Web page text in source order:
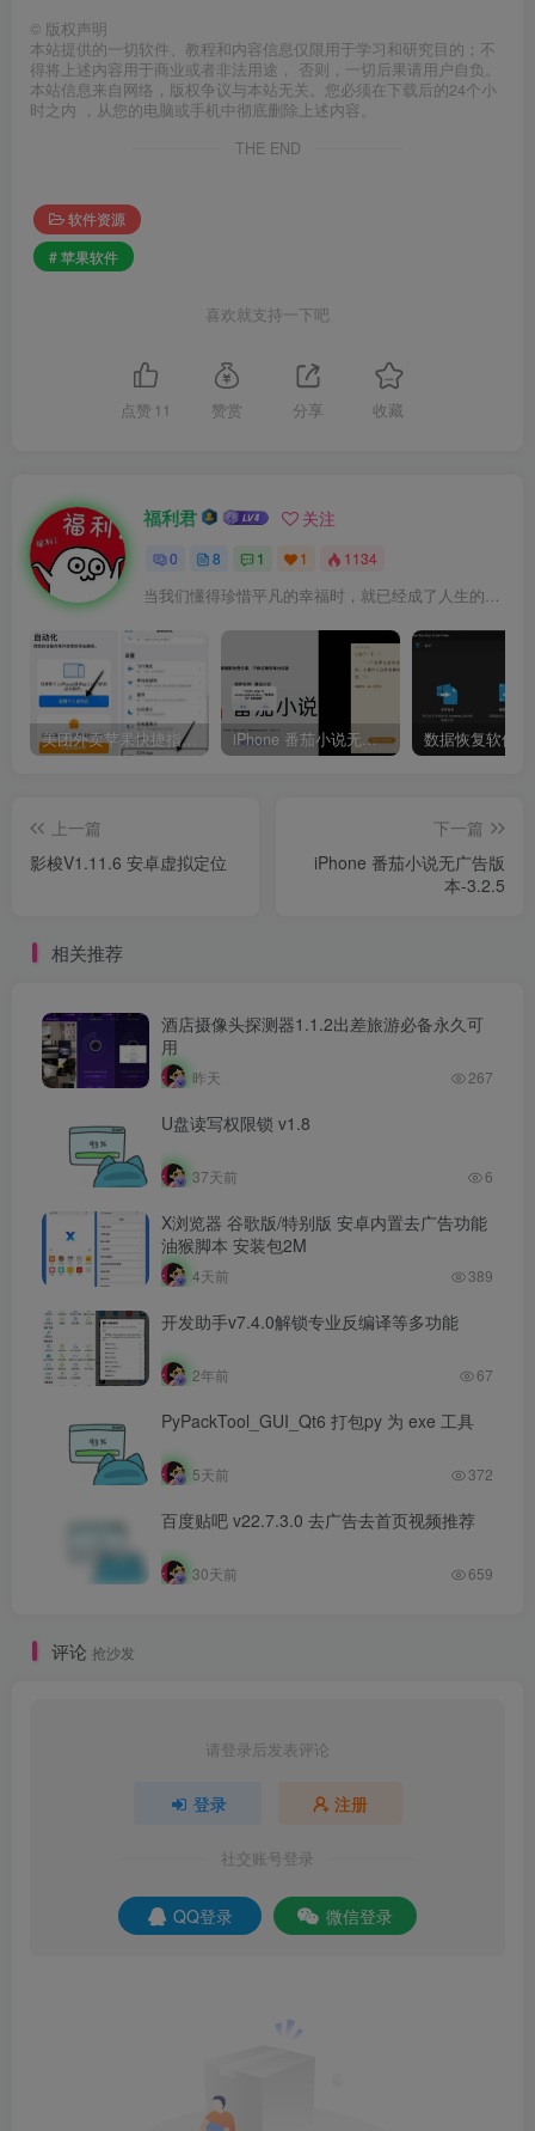
© 版权声明
本站提供的一切软件、教程和内容信息仅限用于学习和研究目的；不
得将上述内容用于商业或者非法用途， 否则，一切后果请用户自负。
本站信息来自网络，版权争议与本站无关。您必须在下载后的24个小
时之内 ，从您的电脑或手机中彻底删除上述内容。
THE END
软件资源
# 苹果软件
喜欢就支持一下吧
点赞 11 赞赏 分享 收藏
福利君 关注
0 8 1 1 1134
当我们懂得珍惜平凡的幸福时，就已经成了人生的赢家
美团外卖苹果快捷指令领取无门槛红包！教程 iPhone 番茄小说无广告版本-3.2.5
上一篇
影梭V1.11.6 安卓虚拟定位
下一篇
iPhone 番茄小说无广告版
本-3.2.5
相关推荐
酒店摄像头探测器1.1.2出差旅游必备永久可
用
昨天 267
U盘读写权限锁 v1.8
37天前 6
X浏览器 谷歌版/特别版 安卓内置去广告功能
油猴脚本 安装包2M
4天前 389
开发助手v7.4.0解锁专业反编译等多功能
2年前 67
PyPackTool_GUI_Qt6 打包py 为 exe 工具
5天前 372
百度贴吧 v22.7.3.0 去广告去首页视频推荐
30天前 659
评论 抢沙发
请登录后发表评论
登录 注册
社交账号登录
QQ登录 微信登录